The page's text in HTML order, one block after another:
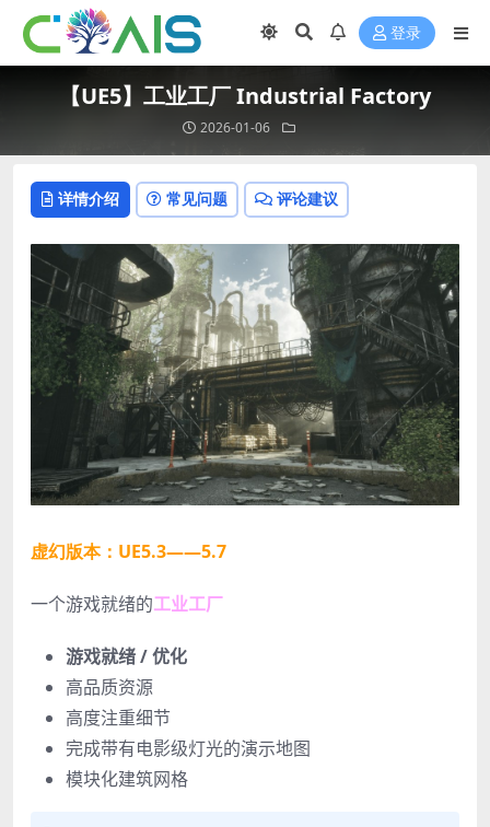
登录
【UE5】工业工厂 Industrial Factory
2026-01-06
详情介绍 常见问题 评论建议
虚幻版本：UE5.3——5.7
一个游戏就绪的工业工厂
游戏就绪 / 优化
高品质资源
高度注重细节
完成带有电影级灯光的演示地图
模块化建筑网格